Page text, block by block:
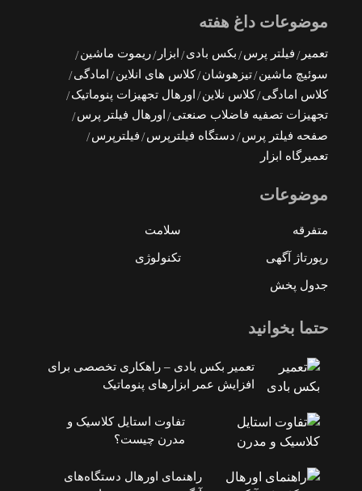
موضوعات داغ هفته
تعمیر فیلتر پرس بکس بادی ابزار
ریموت ماشین
سوئیچ ماشین تیزهوشان کلاس های انلاین
امادگی
کلاس امادگی کلاس نلاین
اورهال تجهیزات پنوماتیک
تجهیزات تصفیه فاضلاب صنعتی
اورهال فیلتر پرس
صفحه فیلتر پرس
دستگاه فیلترپرس
فیلترپرس
تعمیرگاه ابزار
موضوعات
متفرقه سلامت
رپورتاژ آگهی تکنولوژی
جدول پخش
حتما بخوانید
تعمیر بکس بادی – راهکاری تخصصی برای
افزایش عمر ابزارهای پنوماتیک
تفاوت استایل کلاسیک و
مدرن چیست؟
راهنمای اورهال دستگاه‌های